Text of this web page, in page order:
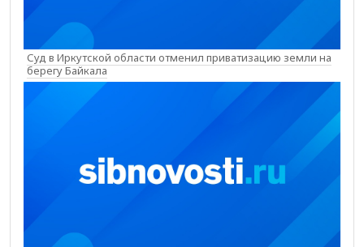
Суд в Иркутской области отменил приватизацию земли на
берегу Байкала